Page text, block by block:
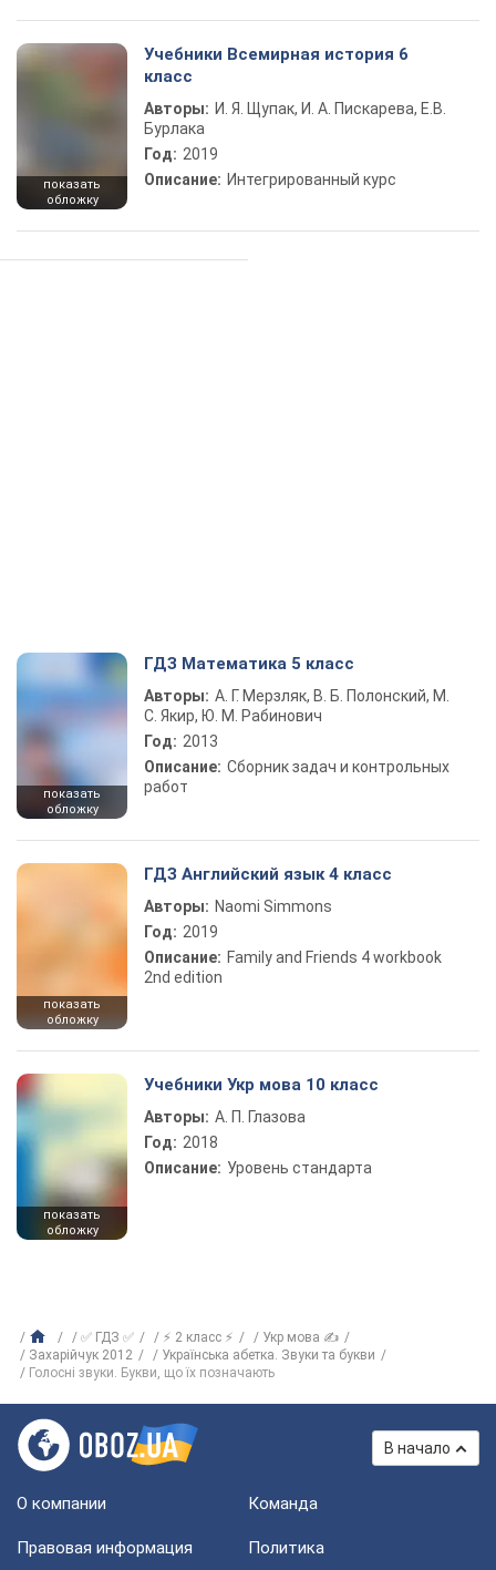
показать
обложку
Учебники Всемирная история 6
класс
Авторы: И. Я. Щупак, И. А. Пискарева, Е.В.
Бурлака
Год: 2019
Описание: Интегрированный курс
показать
обложку
ГДЗ Математика 5 класс
Авторы: А. Г. Мерзляк, В. Б. Полонский, М.
С. Якир, Ю. М. Рабинович
Год: 2013
Описание: Сборник задач и контрольных
работ
показать
обложку
ГДЗ Английский язык 4 класс
Авторы: Naomi Simmons
Год: 2019
Описание: Family and Friends 4 workbook
2nd edition
показать
обложку
Учебники Укр мова 10 класс
Авторы: А. П. Глазова
Год: 2018
Описание: Уровень стандарта
✅ ГДЗ ✅ ⚡ 2 класс ⚡
Укр мова ✍
Захарійчук 2012
Українська абетка. Звуки та букви
Голосні звуки. Букви, що їх позначають
В начало
О компании Команда
Правовая информация
Политика